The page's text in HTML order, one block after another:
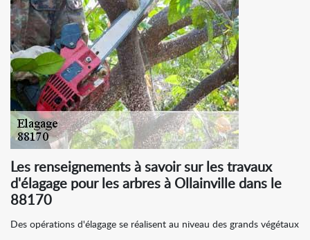
Les renseignements à savoir sur les travaux
d'élagage pour les arbres à Ollainville dans le
88170
Des opérations d'élagage se réalisent au niveau des grands végétaux